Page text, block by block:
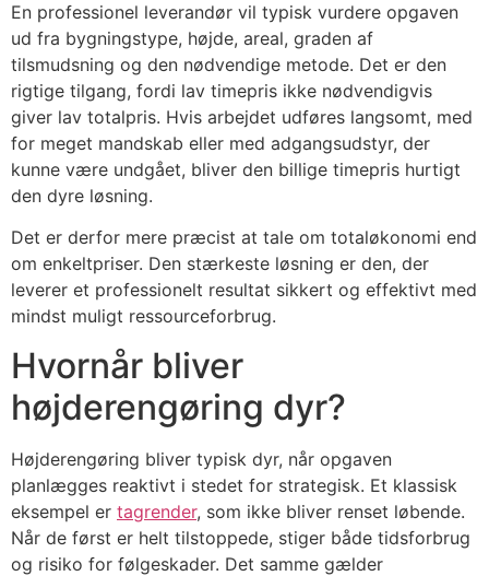
En professionel leverandør vil typisk vurdere opgaven
ud fra bygningstype, højde, areal, graden af
tilsmudsning og den nødvendige metode. Det er den
rigtige tilgang, fordi lav timepris ikke nødvendigvis
giver lav totalpris. Hvis arbejdet udføres langsomt, med
for meget mandskab eller med adgangsudstyr, der
kunne være undgået, bliver den billige timepris hurtigt
den dyre løsning.
Det er derfor mere præcist at tale om totaløkonomi end
om enkeltpriser. Den stærkeste løsning er den, der
leverer et professionelt resultat sikkert og effektivt med
mindst muligt ressourceforbrug.
Hvornår bliver
højderengøring dyr?
Højderengøring bliver typisk dyr, når opgaven
planlægges reaktivt i stedet for strategisk. Et klassisk
eksempel er tagrender, som ikke bliver renset løbende.
Når de først er helt tilstoppede, stiger både tidsforbrug
og risiko for følgeskader. Det samme gælder